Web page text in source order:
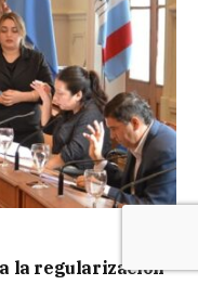
la regularización